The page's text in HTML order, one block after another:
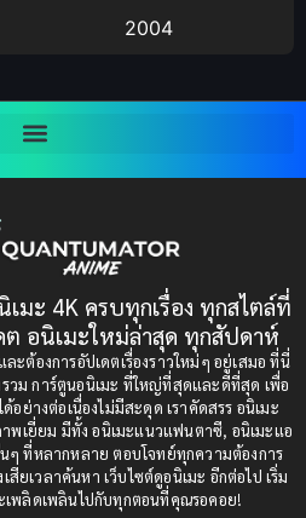
2004
2000
1988
1985
1983
1981
1979
มะ 4K ครบทุกเรื่อง ทุกสไตล์ที่
อนิเมะใหม่ล่าสุด ทุกสัปดาห์
ะต้องการอัปเดตเรื่องราวใหม่ๆ อยู่เสมอ ที่นี่
วม การ์ตูนอนิเมะ ที่ใหญ่ที่สุดและดีที่สุด เพื่อ
อย่างต่อเนื่องไม่มีสะดุด เราคัดสรร อนิเมะ
พเยี่ยม มีทั้ง อนิเมะแนวแฟนตาซี, อนิเมะแอ
ๆ ที่หลากหลาย ตอบโจทย์ทุกความต้องการ
ยเวลาค้นหา เว็บไซต์ดูอนิเมะ อีกต่อไป เริ่ม
เพลิดเพลินไปกับทุกตอนที่คุณรอคอย!